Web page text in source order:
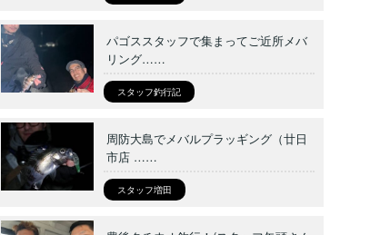
パゴススタッフで集まってご近所メバ
リング……
スタッフ釣行記
周防大島でメバルプラッギング（廿日
市店 ……
スタッフ増田